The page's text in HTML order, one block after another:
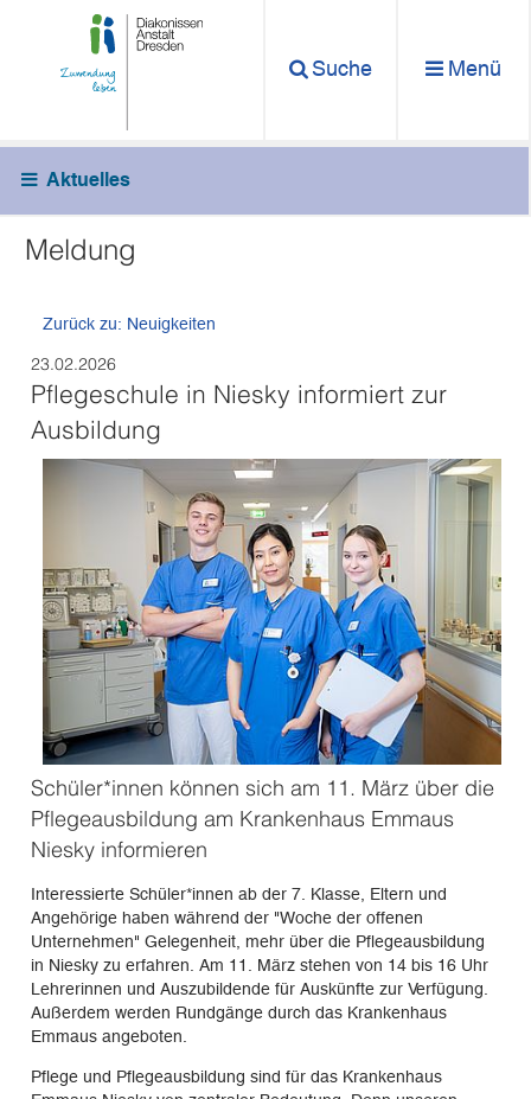
Suche Menü
Aktuelles
Meldung
Zurück zu: Neuigkeiten
23.02.2026
Pflegeschule in Niesky informiert zur
Ausbildung
Schüler*innen können sich am 11. März über die
Pflegeausbildung am Krankenhaus Emmaus
Niesky informieren
Interessierte Schüler*innen ab der 7. Klasse, Eltern und
Angehörige haben während der "Woche der offenen
Unternehmen" Gelegenheit, mehr über die Pflegeausbildung
in Niesky zu erfahren. Am 11. März stehen von 14 bis 16 Uhr
Lehrerinnen und Auszubildende für Auskünfte zur Verfügung.
Außerdem werden Rundgänge durch das Krankenhaus
Emmaus angeboten.
Pflege und Pflegeausbildung sind für das Krankenhaus